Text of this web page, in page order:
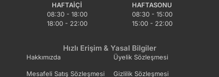
HAFTAIÇI
08:30 - 18:00
18:00 - 22:00
HAFTASONU
08:30 - 15:00
15:00 - 22:00
Hızlı Erişim & Yasal Bilgiler
Hakkımızda Üyelik Sözleşmesi
Mesafeli Satış Sözleşmesi Gizlilik Sözleşmesi